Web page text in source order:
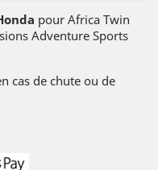
pour Africa Twin
Adventure Sports
cas de chute ou de